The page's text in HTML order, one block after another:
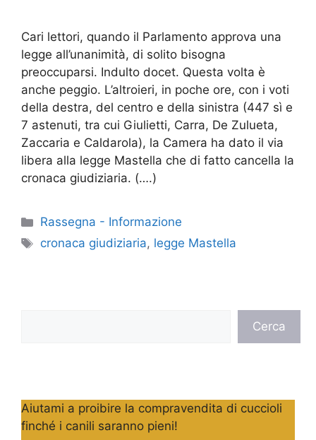
Cari lettori, quando il Parlamento approva una
legge all’unanimità, di solito bisogna
preoccuparsi. Indulto docet. Questa volta è
anche peggio. L’altroieri, in poche ore, con i voti
della destra, del centro e della sinistra (447 sì e
7 astenuti, tra cui Giulietti, Carra, De Zulueta,
Zaccaria e Caldarola), la Camera ha dato il via
libera alla legge Mastella che di fatto cancella la
cronaca giudiziaria. (….)
Categorie
Rassegna - Informazione
Tag
cronaca giudiziaria, legge Mastella
Cerca
Aiutami a proibire la compravendita di cuccioli
finché i canili saranno pieni!